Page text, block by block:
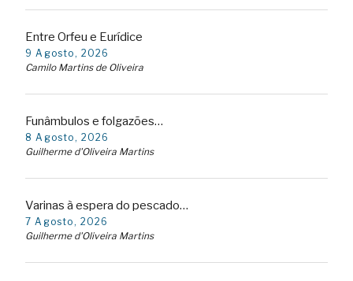
Entre Orfeu e Eurídice
9 Agosto, 2026
Camilo Martins de Oliveira
Funâmbulos e folgazões…
8 Agosto, 2026
Guilherme d'Oliveira Martins
Varinas à espera do pescado…
7 Agosto, 2026
Guilherme d'Oliveira Martins